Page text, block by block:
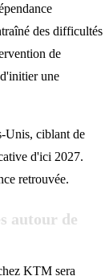
des difficultés
de
une
Unis, ciblant de
d'ici 2027.
retrouvée.
autour de
KTM sera